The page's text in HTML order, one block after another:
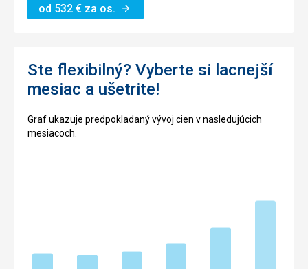
od 532 € za os.
Ste flexibilný? Vyberte si lacnejší
mesiac a ušetrite!
Graf ukazuje predpokladaný vývoj cien v nasledujúcich
mesiacoch.